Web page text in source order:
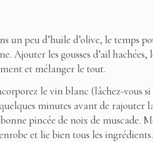
un peu d’huile d’olive, le temps
Ajouter les gousses d’ail hachées,
et mélanger le tout.
le vin blanc (lâchez-vous
minutes avant de rajouter
pincée de noix de muscade.
et lie bien tous les ingrédients.